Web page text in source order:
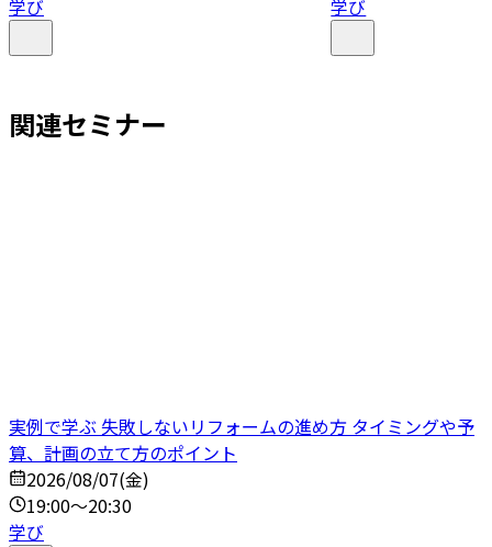
学び 学び
関連セミナー
実例で学ぶ 失敗しないリフォームの進め方 タイミングや予
算、計画の立て方のポイント
2026/08/07(金)
19:00～20:30
学び